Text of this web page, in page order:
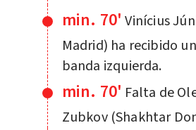
min. 70' Vinícius
Madrid) ha recibido
banda izquierda.
min. 70' Falta de
Zubkov (Shakhtar